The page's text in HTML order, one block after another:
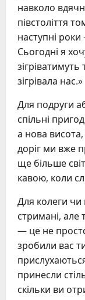
навколо
півстоліття
наступні
Сьогодні я
зігрівала нас.»
Для подруги
спільні
а нова висота,
доріг ми вже
ще більше
кавою, коли
Для колеги чи
стримані, але
— це не
зробили вас
принесли
скільки ви